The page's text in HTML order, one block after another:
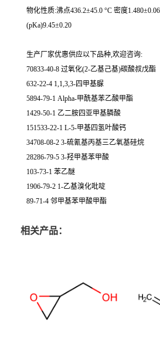
物化性质:沸点436.2±45.0 °C 密度
(pKa)9.45±0.20
生产厂家优惠供应以下品种,欢迎咨询:
70833-40-8 过氧化(2-乙基己基)碳酸叔戊酯
632-22-4 1,1,3,3-四甲基脲
5894-79-1 Alpha-甲酰基苯乙酸甲酯
1429-50-1 乙二胺四亚甲基膦酸
151533-22-1 L-5-甲基四氢叶酸钙
34708-08-2 3-硫氰基丙基三乙氧基硅烷
28286-79-5 3-羟甲基苯甲酸
103-73-1 苯乙醚
1906-79-2 1-乙基溴化吡啶
89-71-4 邻甲基苯甲酸甲酯
相关产品：